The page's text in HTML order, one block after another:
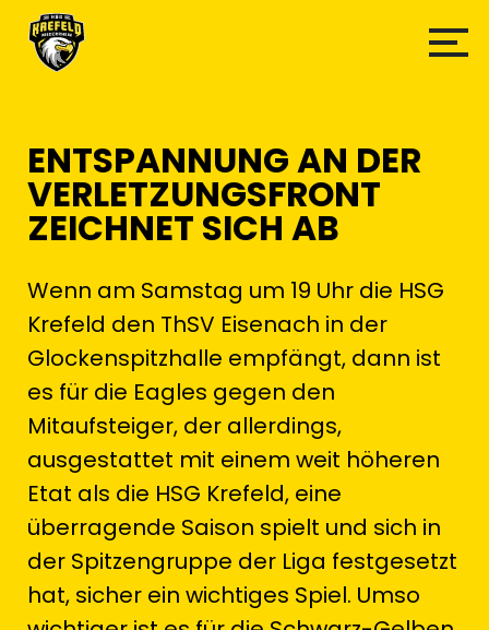
ENTSPANNUNG AN DER
VERLETZUNGSFRONT
ZEICHNET SICH AB
Wenn am Samstag um 19 Uhr die HSG
Krefeld den ThSV Eisenach in der
Glockenspitzhalle empfängt, dann ist
es für die Eagles gegen den
Mitaufsteiger, der allerdings,
ausgestattet mit einem weit höheren
Etat als die HSG Krefeld, eine
überragende Saison spielt und sich in
der Spitzengruppe der Liga festgesetzt
hat, sicher ein wichtiges Spiel. Umso